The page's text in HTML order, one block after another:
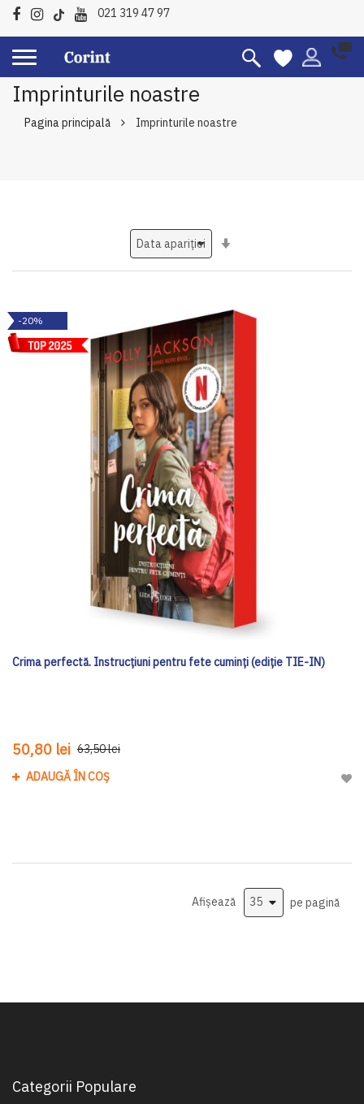
021 319 47 97
Imprinturile noastre
Pagina principală Imprinturile noastre
-20%
Crima perfectă. Instrucțiuni pentru fete cuminți (ediție TIE-IN)
50,80 lei 63,50 lei
ADAUGĂ ÎN COȘ
Afișează pe pagină
Categorii Populare